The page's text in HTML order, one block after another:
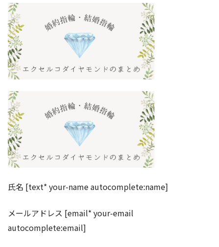
氏名 [text* your-name autocomplete:name]
メールアドレス [email* your-email
autocomplete:email]